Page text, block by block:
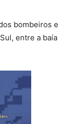
bombeiros e
entre a baía